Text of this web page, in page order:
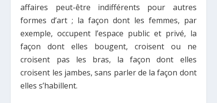
affaires peut-être indifférents pour autres
formes d’art ; la façon dont les femmes, par
exemple, occupent l’espace public et privé, la
façon dont elles bougent, croisent ou ne
croisent pas les bras, la façon dont elles
croisent les jambes, sans parler de la façon dont
elles s’habillent.